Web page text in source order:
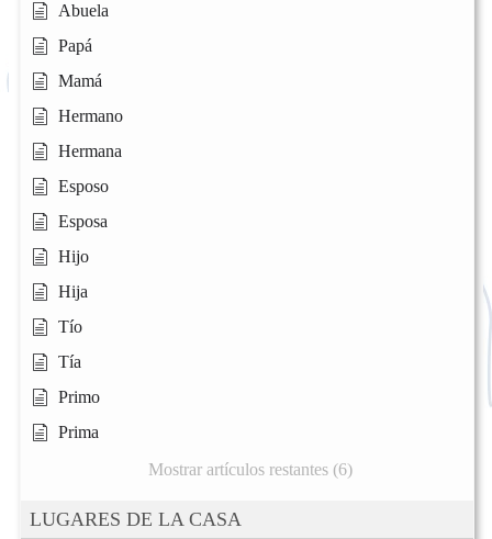
Abuela
Papá
Mamá
Hermano
Hermana
Esposo
Esposa
Hijo
Hija
Tío
Tía
Primo
Prima
Mostrar artículos restantes (6)
LUGARES DE LA CASA